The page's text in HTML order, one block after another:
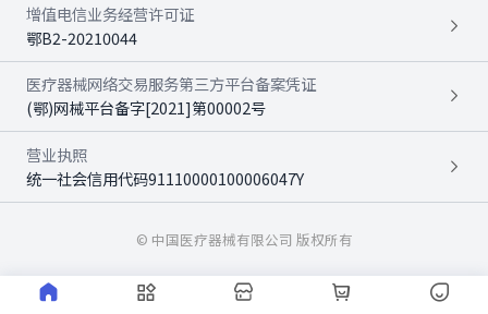
增值电信业务经营许可证
鄂B2-20210044
医疗器械网络交易服务第三方平台备案凭证
(鄂)网械平台备字[2021]第00002号
营业执照
统一社会信用代码91110000100006047Y
© 中国医疗器械有限公司 版权所有